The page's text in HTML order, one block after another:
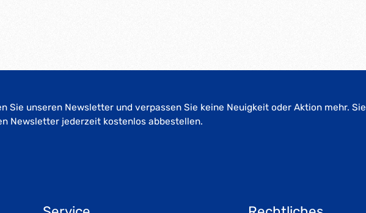
Sie unseren Newsletter und verpassen Sie keine Neuigkeit oder Aktion mehr. Sie
Newsletter jederzeit kostenlos abbestellen.